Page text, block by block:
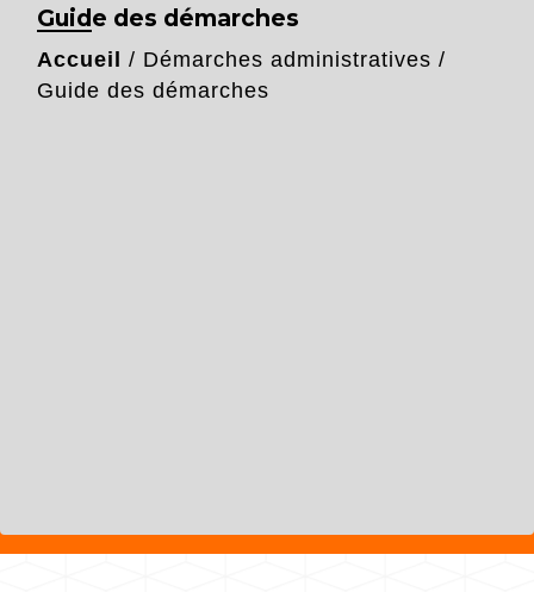
Guide des démarches
Accueil / Démarches administratives /
Guide des démarches